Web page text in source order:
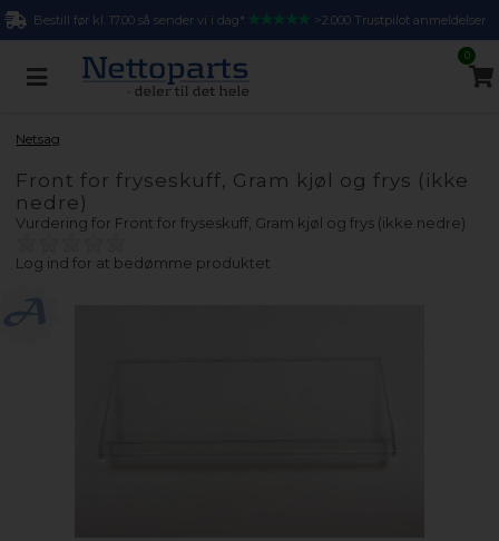
Bestill før kl. 17.00 så sender vi i dag* >2.000 Trustpilot anmeldelser
0
Netsag
Front for fryseskuff, Gram kjøl og frys (ikke
nedre)
Vurdering for Front for fryseskuff, Gram kjøl og frys (ikke nedre)
Log ind for at bedømme produktet